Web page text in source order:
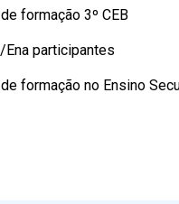
formação 3º CEB
participantes
formação no Ensino